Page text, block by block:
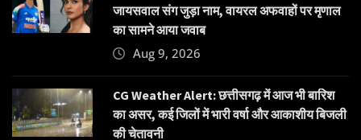
जायसवाल संग जुड़ा नाम, वायरल अफवाहों पर मृणाल
का सामने आया जवाब
Aug 9, 2026
CG Weather Alert: छत्तीसगढ़ में आज भी बारिश
का असर, कई जिलों में भारी वर्षा और आकाशीय बिजली
की चेतावनी